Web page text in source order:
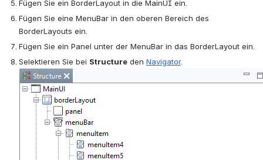
Fügen Sie ein BorderLayout in die MainUI ein.
Fügen Sie eine MenuBar in den oberen Bereich des
BorderLayouts ein.
Fügen Sie ein Panel unter der MenuBar in das BorderLayout ein.
Selektieren Sie bei Structure den Navigator.